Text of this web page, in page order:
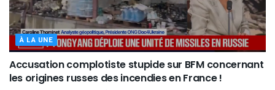
À LA UNE
Accusation complotiste stupide sur BFM concernant
les origines russes des incendies en France !